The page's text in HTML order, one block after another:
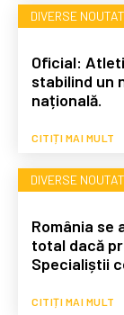
DIVERSE
Oficial:
stabilind un
națională.
CITIȚI MAI MULT
DIVERSE
România se
total dacă
Specialiștii
CITIȚI MAI MULT